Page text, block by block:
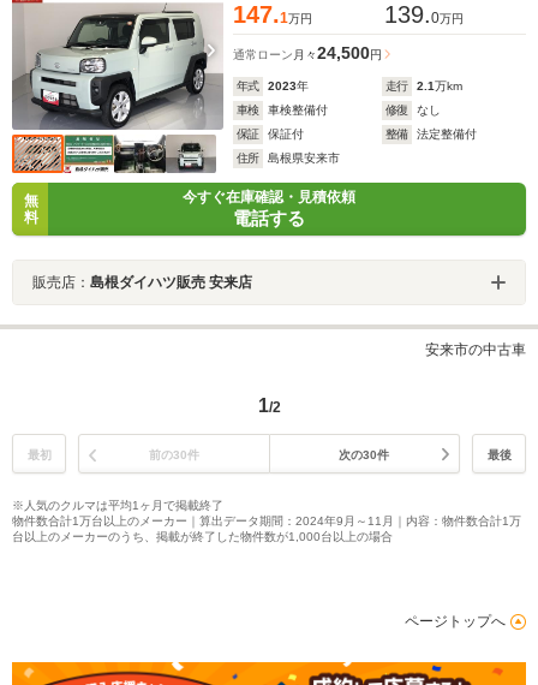
147.1万円 139.0万円
通常ローン 月々24,500円
年式 2023年 走行 2.1万km
車検
車検整備付 修復
なし
保証
保証付 整備
法定整備付
住所
島根県安来市
無
料
今すぐ在庫確認・見積依頼
電話する
販売店： 島根ダイハツ販売 安来店
安来市の中古車
1/2
最初 前の30件 次の30件 最後
※人気のクルマは平均1ヶ月で掲載終了
物件数合計1万台以上のメーカー｜算出データ期間：2024年9月～11月｜内容：物件数合計1万
台以上のメーカーのうち、掲載が終了した物件数が1,000台以上の場合
ページトップへ